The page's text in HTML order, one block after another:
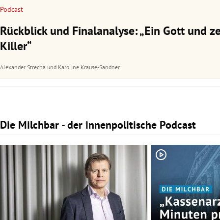
Podcast
Rückblick und Finalanalyse: „Ein Gott und
Killer“
Alexander Strecha und Karoline Krause-Sandner
Die Milchbar - der innenpolitische Podcast
Slide 1 von 3